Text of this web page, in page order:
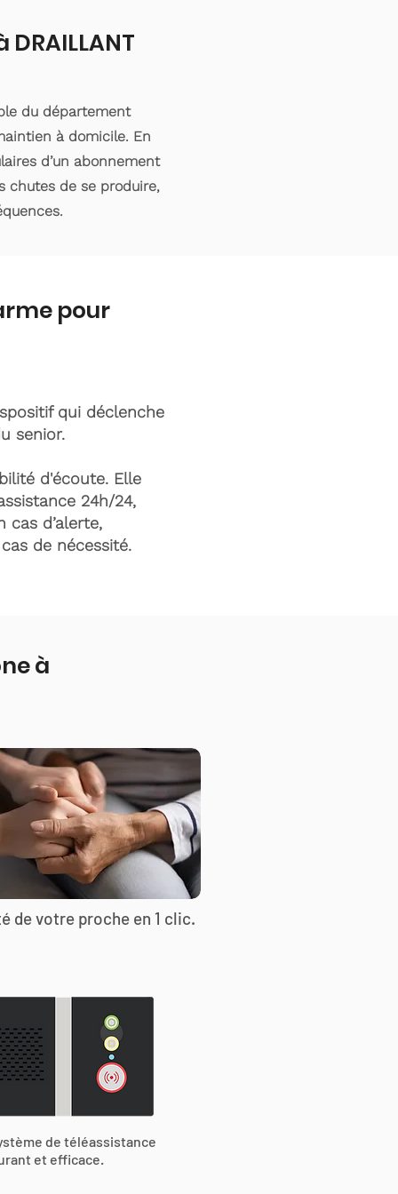
du département
à domicile. En
d’un abonnement
chutes de se produire,
pour
qui déclenche
senior.
d'écoute. Elle
24h/24,
cas d’alerte,
de nécessité.
à
de votre proche en 1 clic.
de téléassistance
et efficace.